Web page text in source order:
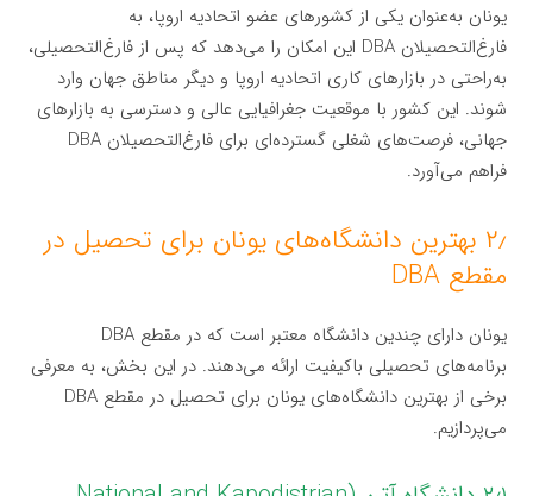
یونان به‌عنوان یکی از کشورهای عضو اتحادیه اروپا، به
فارغ‌التحصیلان DBA این امکان را می‌دهد که پس از فارغ‌التحصیلی،
به‌راحتی در بازارهای کاری اتحادیه اروپا و دیگر مناطق جهان وارد
شوند. این کشور با موقعیت جغرافیایی عالی و دسترسی به بازارهای
جهانی، فرصت‌های شغلی گسترده‌ای برای فارغ‌التحصیلان DBA
فراهم می‌آورد.
۲٫ بهترین دانشگاه‌های یونان برای تحصیل در
مقطع DBA
یونان دارای چندین دانشگاه معتبر است که در مقطع DBA
برنامه‌های تحصیلی باکیفیت ارائه می‌دهند. در این بخش، به معرفی
برخی از بهترین دانشگاه‌های یونان برای تحصیل در مقطع DBA
می‌پردازیم.